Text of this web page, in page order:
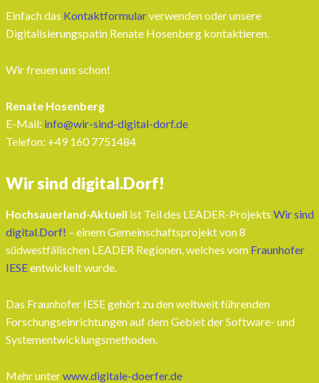
Einfach das Kontaktformularverwenden oder unsere
Digitalisierungspatin Renate Hosenberg kontaktieren.
Wir freuen uns schon!
Renate Hosenberg
E-Mail: info@wir-sind-digital-dorf.de
Telefon: ‭+49 160 7751484‬
Wir sind digital.Dorf!
Hochsauerland-Aktuell ist Teil des LEADER-Projekts Wir sind
digital.Dorf! – einem Gemeinschaftsprojekt von 8
südwestfälischen LEADER Regionen, welches vom Fraunhofer
IESEentwickelt wurde.
Das Fraunhofer IESE gehört zu den weltweit führenden
Forschungseinrichtungen auf dem Gebiet der Software- und
Systementwicklungsmethoden.
Mehr unterwww.digitale-doerfer.de